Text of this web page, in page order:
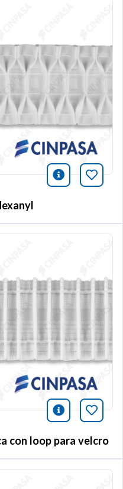
icono
icono
con loop para velcro